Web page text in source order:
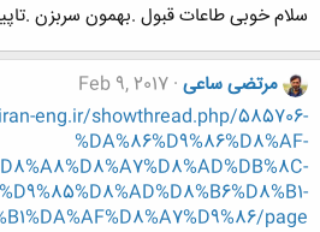
سلام خوبی طاعات قبول .بهمون سربزن
مرتضی ساعی Feb 9, 2017
eng.ir/showthread.php/585706-
%DA%86%D9%86%D8%AF-
page